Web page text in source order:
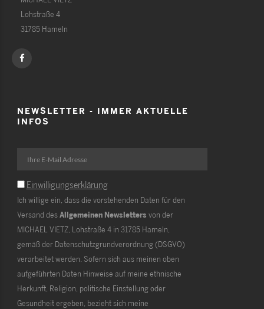
Lohstraße 4
31785 Hameln
NEWSLETTER - IMMER AKTUELLE
INFOS
Einwilligungserklärung
Ich willige ein, dass die vorstehenden Daten für den
Versand desAllgemeinen Newsletters von der
MICHAEL VIETZ, Lohstraße 4 in 31785 Hameln,
gemäß der Datenschutzgrundverordnung (DSGVO)
verarbeitet werden. Sofern sich aus meinen oben
aufgeführten Daten Hinweise auf meine ethnische
Herkunft, Religion, politische Einstellung oder
Gesundheit ergeben, bezieht sich meine